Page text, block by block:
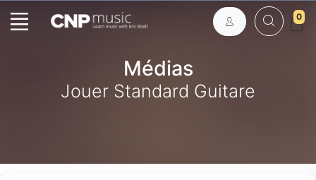
0
Médias
Jouer Standard Guitare